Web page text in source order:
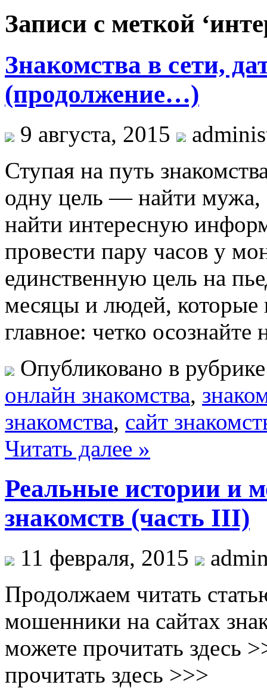
Записи с меткой
Знакомства в сети,
(продолжение…)
9 августа, 2015
Ступая на путь
одну цель — найти мужа,
найти интересную
провести пару часов у
единственную цель на
месяцы и людей,
главное: четко
Опубликовано в
oнлайн знакомства,
знакомства, сайт
Читать далее »
Реальные истории и
знакомств (часть III)
11 февраля, 2015
Продолжаем читать
мошенники на сайтах
можете прочитать здесь
прочитать здесь >>>